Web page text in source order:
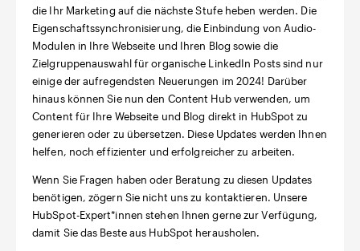
die Ihr Marketing auf die nächste Stufe heben werden. Die
Eigenschaftssynchronisierung, die Einbindung von Audio-
Modulen in Ihre Webseite und Ihren Blog sowie die
Zielgruppenauswahl für organische LinkedIn Posts sind nur
einige der aufregendsten Neuerungen im 2024! Darüber
hinaus können Sie nun den Content Hub verwenden, um
Content für Ihre Webseite und Blog direkt in HubSpot zu
generieren oder zu übersetzen. Diese Updates werden Ihnen
helfen, noch effizienter und erfolgreicher zu arbeiten.
Wenn Sie Fragen haben oder Beratung zu diesen Updates
benötigen, zögern Sie nicht uns zu kontaktieren. Unsere
HubSpot-Expert*innen stehen Ihnen gerne zur Verfügung,
damit Sie das Beste aus HubSpot herausholen.